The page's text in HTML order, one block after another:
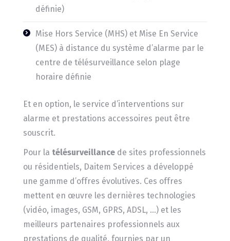
définie)
Mise Hors Service (MHS) et Mise En Service
(MES) à distance du système d’alarme par le
centre de télésurveillance selon plage
horaire définie
Et en option, le service d’interventions sur
alarme et prestations accessoires peut être
souscrit.
Pour la télésurveillancede sites professionnels
ou résidentiels, Daitem Services a développé
une gamme d’offres évolutives. Ces offres
mettent en œuvre les dernières technologies
(vidéo, images, GSM, GPRS, ADSL, …) et les
meilleurs partenaires professionnels aux
prestations de qualité, fournies par un